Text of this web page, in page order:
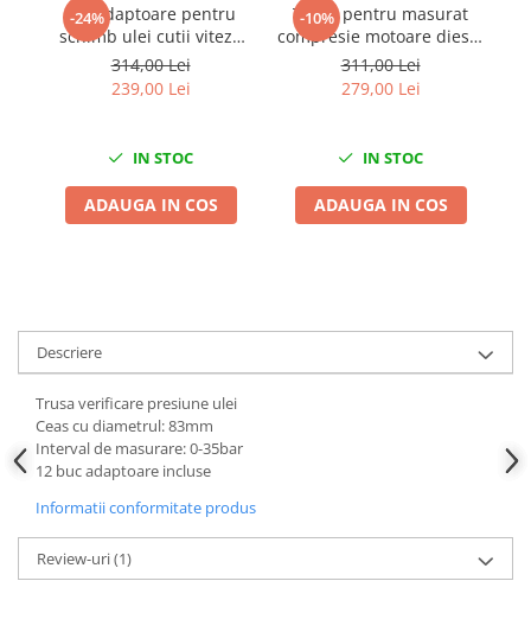
Chei de Forta
Chei Dinamometrice
Ciocane Dalti si Dornuri
Reparat Filete
Scule Electrice
Aeroterme si Incalzitoare
Masini de insurubat si gaurit
Masini de polishat
Pistoale aer cald
Pistoale de lipit
Pistoale electrice de impact
Polizoare unghiulare
Slefuitoare electrice
-24%
Set adaptoare pentru
schimb ulei cutii viteze
automate ATF 13 piese
314,00 Lei
239,00 Lei
IN STOC
ADAUGA IN COS
-10%
Trusa pentru masurat
compresie motoare diesel
0-70 Bar 16 piese
311,00 Lei
279,00 Lei
IN STOC
ADAUGA IN COS
Descriere
Trusa verificare presiune ulei
Ceas cu diametrul: 83mm
Interval de masurare: 0-35bar
12 buc adaptoare incluse
Informatii conformitate produs
Review-uri(1)